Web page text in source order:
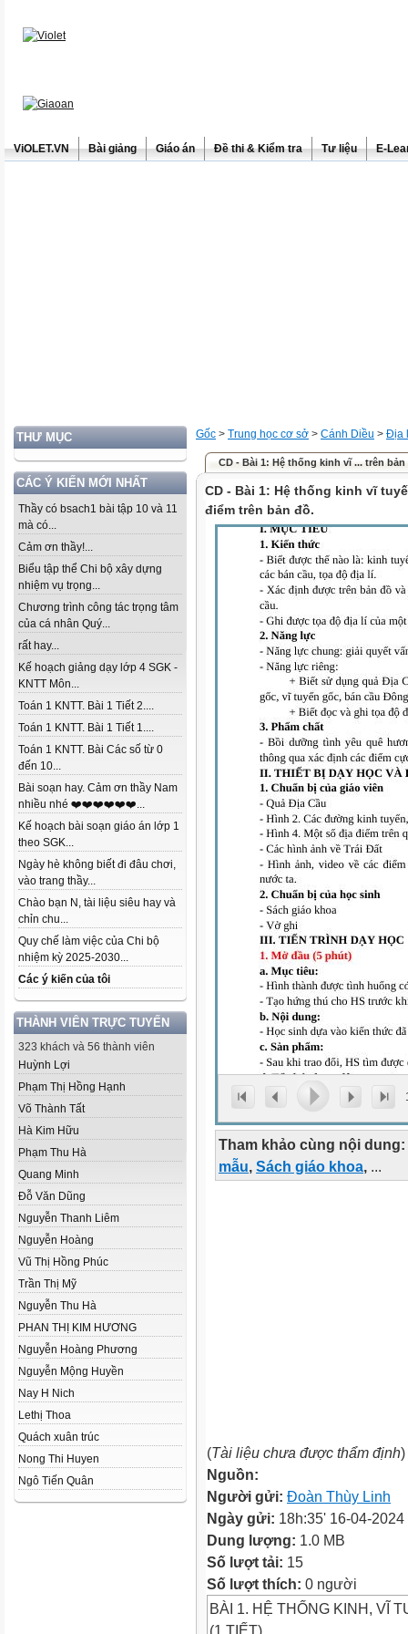
ViOLET.VN Bài giảng Giáo án Đề thi & Kiểm tra Tư liệu E-
THƯ MỤC
CÁC Ý KIẾN MỚI NHẤT
Thầy có bsach1 bài tập 10 và 11
mà có...
Cảm ơn thầy!...
Biểu tập thể Chi bộ xây dựng
nhiệm vụ trọng...
Chương trình công tác trọng tâm
của cá nhân Quý...
rất hay...
Kế hoạch giảng dạy lớp 4 SGK -
KNTT Môn...
Toán 1 KNTT. Bài 1 Tiết 2....
Toán 1 KNTT. Bài 1 Tiết 1....
Toán 1 KNTT. Bài Các số từ 0
đến 10...
Bài soạn hay. Cảm ơn thầy Nam
nhiều nhé ❤️❤️❤️❤️❤️❤️...
Kế hoạch bài soạn giáo án lớp 1
theo SGK...
Ngày hè không biết đi đâu chơi,
vào trang thầy...
Chào bạn N, tài liệu siêu hay và
chỉn chu...
Quy chế làm việc của Chi bộ
nhiệm kỳ 2025-2030...
Các ý kiến của tôi
THÀNH VIÊN TRỰC TUYẾN
323 khách và 56 thành viên
Huỳnh Lợi
Phạm Thị Hồng Hạnh
Võ Thành Tất
Hà Kim Hữu
Phạm Thu Hà
Quang Minh
Đỗ Văn Dũng
Nguyễn Thanh Liêm
Nguyễn Hoàng
Vũ Thị Hồng Phúc
Trần Thị Mỹ
Nguyễn Thu Hà
PHAN THỊ KIM HƯƠNG
Nguyễn Hoàng Phương
Nguyễn Mộng Huyền
Nay H Nich
Lethị Thoa
Quách xuân trúc
Nong Thi Huyen
Ngô Tiến Quân
Gốc > Trung học cơ sở > Cánh Diều > Địa
CD - Bài 1: Hệ thống kinh vĩ ... trên bản
CD - Bài 1: Hệ thống kinh vĩ
điểm trên bản đồ.
Tham khảo cùng nội dung:
mẫu, Sách giáo khoa, ...
(Tài liệu chưa được thẩm định)
Nguồn:
Người gửi: Đoàn Thùy Linh
Ngày gửi: 18h:35' 16-04-2024
Dung lượng: 1.0 MB
Số lượt tải: 15
Số lượt thích: 0 người
BÀI 1. HỆ THỐNG KINH, VĨ
(1 TIẾT)